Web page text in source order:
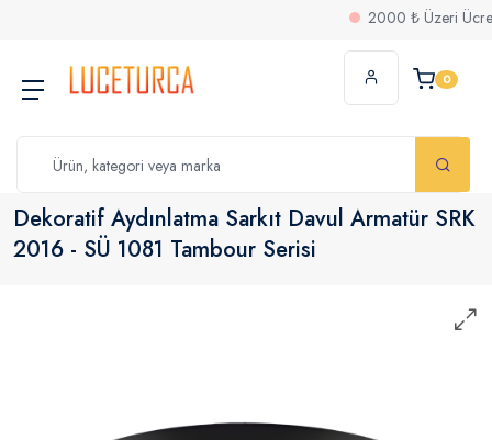
2000 ₺ Üzeri Ücretsiz
0
Dekoratif Aydınlatma Sarkıt Davul Armatür SRK
2016 - SÜ 1081 Tambour Serisi